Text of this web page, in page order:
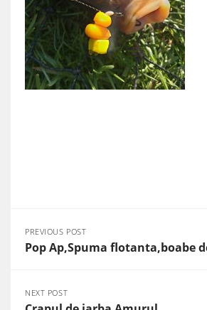
PREVIOUS POST
Pop Ap,Spuma flotanta,boabe
NEXT POST